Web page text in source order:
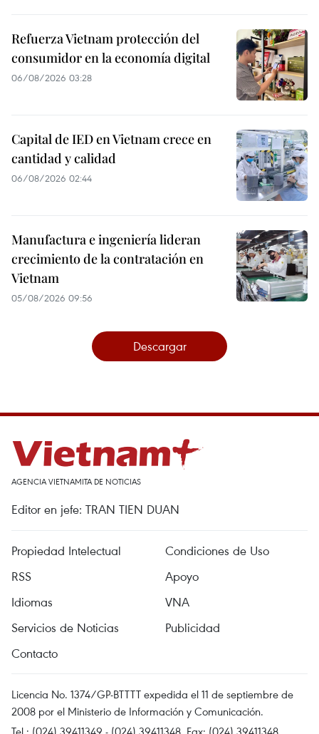
Refuerza Vietnam protección del
consumidor en la economía digital
06/08/2026 03:28
Capital de IED en Vietnam crece en
cantidad y calidad
06/08/2026 02:44
Manufactura e ingeniería lideran
crecimiento de la contratación en
Vietnam
05/08/2026 09:56
Descargar
AGENCIA VIETNAMITA DE NOTICIAS
Editor en jefe: TRAN TIEN DUAN
Propiedad Intelectual
Condiciones de Uso
RSS
Apoyo
Idiomas
VNA
Servicios de Noticias
Publicidad
Contacto
Licencia No. 1374/GP-BTTTT expedida el 11 de septiembre de
2008 por el Ministerio de Información y Comunicación.